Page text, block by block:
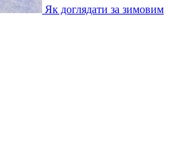
Як доглядати за зимовим